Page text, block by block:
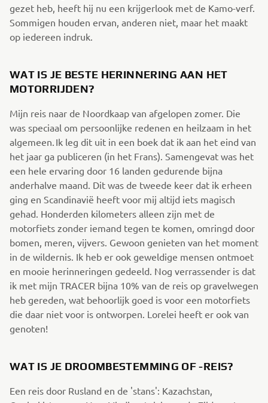
gezet heb, heeft hij nu een krijgerlook met de Kamo-verf.
Sommigen houden ervan, anderen niet, maar het maakt
op iedereen indruk.
WAT IS JE BESTE HERINNERING AAN HET
MOTORRIJDEN?
Mijn reis naar de Noordkaap van afgelopen zomer. Die
was speciaal om persoonlijke redenen en heilzaam in het
algemeen. Ik leg dit uit in een boek dat ik aan het eind van
het jaar ga publiceren (in het Frans). Samengevat was het
een hele ervaring door 16 landen gedurende bijna
anderhalve maand. Dit was de tweede keer dat ik erheen
ging en Scandinavië heeft voor mij altijd iets magisch
gehad. Honderden kilometers alleen zijn met de
motorfiets zonder iemand tegen te komen, omringd door
bomen, meren, vijvers. Gewoon genieten van het moment
in de wildernis. Ik heb er ook geweldige mensen ontmoet
en mooie herinneringen gedeeld. Nog verrassender is dat
ik met mijn TRACER bijna 10% van de reis op gravelwegen
heb gereden, wat behoorlijk goed is voor een motorfiets
die daar niet voor is ontworpen. Lorelei heeft er ook van
genoten!
WAT IS JE DROOMBESTEMMING OF -REIS?
Een reis door Rusland en de 'stans': Kazachstan,